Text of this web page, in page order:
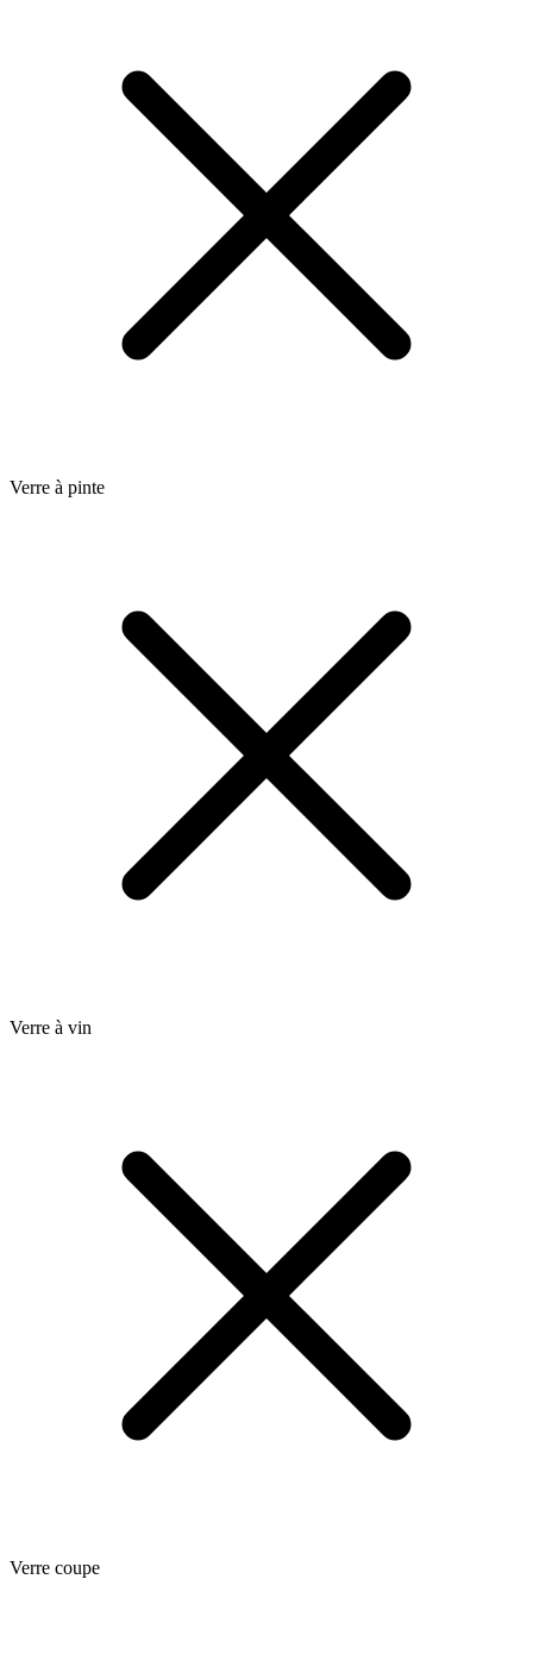
Verre à pinte
Verre à vin
Verre coupe